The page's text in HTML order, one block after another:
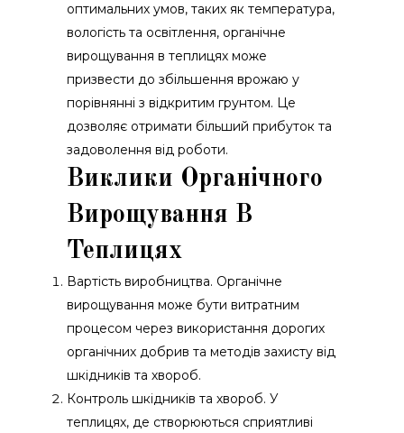
оптимальних умов, таких як температура,
вологість та освітлення, органічне
вирощування в теплицях може
призвести до збільшення врожаю у
порівнянні з відкритим грунтом. Це
дозволяє отримати більший прибуток та
задоволення від роботи.
Виклики Органічного
Вирощування В
Теплицях
Вартість виробництва. Органічне
вирощування може бути витратним
процесом через використання дорогих
органічних добрив та методів захисту від
шкідників та хвороб.
Контроль шкідників та хвороб. У
теплицях, де створюються сприятливі